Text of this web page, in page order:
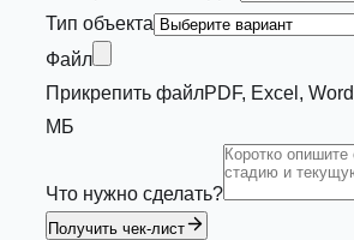
Тип объекта
Файл
Прикрепить файлPDF, Excel,
МБ
Что нужно сделать?
Получить чек-лист